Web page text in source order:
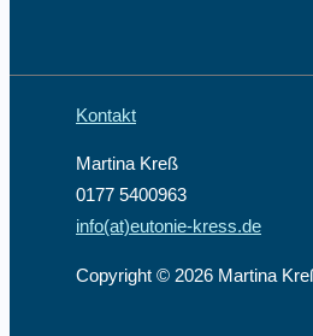
Kontakt
Martina Kreß
0177 5400963
info(at)eutonie-kress.de
Copyright © 2026 Martina